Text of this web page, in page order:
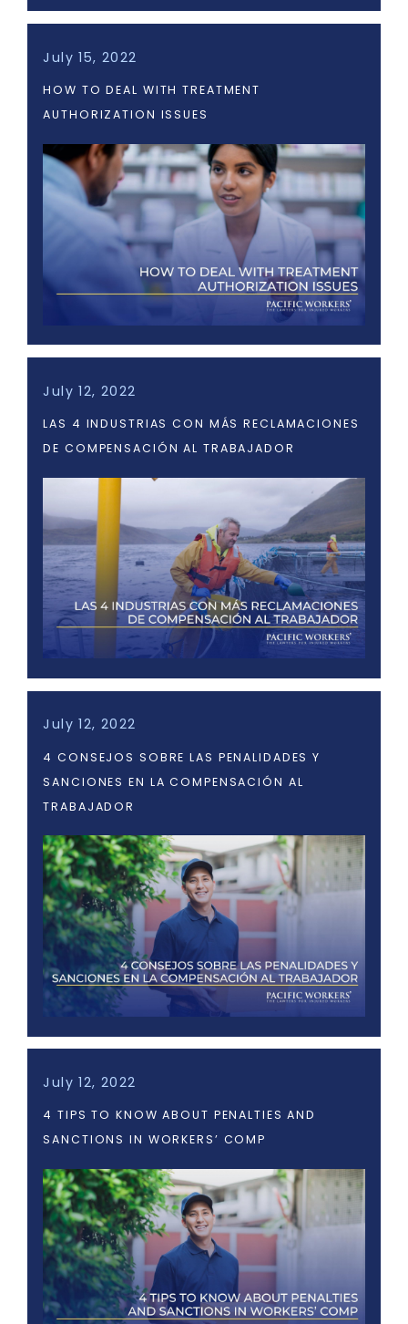
July 15, 2022
HOW TO DEAL WITH TREATMENT
AUTHORIZATION ISSUES
July 12, 2022
LAS 4 INDUSTRIAS CON MÁS RECLAMACIONES
DE COMPENSACIÓN AL TRABAJADOR
July 12, 2022
4 CONSEJOS SOBRE LAS PENALIDADES Y
SANCIONES EN LA COMPENSACIÓN AL
TRABAJADOR
July 12, 2022
4 TIPS TO KNOW ABOUT PENALTIES AND
SANCTIONS IN WORKERS’ COMP